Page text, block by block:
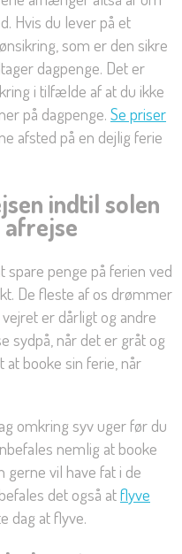
Hvis du lever på et
som er den sikre
dagpenge. Det er
i tilfælde af at du ikke
på dagpenge. Se priser
afsted på en dejlig ferie
indtil solen
spare penge på ferien ved
De fleste af os drømmer
er dårligt og andre
sydpå, når det er gråt og
booke sin ferie, når
omkring syv uger før du
nemlig at booke
gerne vil have fat i de
det også atflyve
dag at flyve.